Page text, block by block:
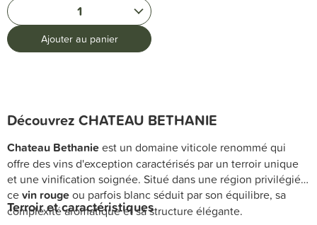
1
Ajouter au panier
Découvrez CHATEAU BETHANIE
Chateau Bethanieest un domaine viticole renommé qui
offre des vins d'exception caractérisés par un terroir unique
et une vinification soignée. Situé dans une région privilégiée,
cevin rougeou parfois blanc séduit par son équilibre, sa
complexité aromatique et sa structure élégante.
Terroir et caractéristiques